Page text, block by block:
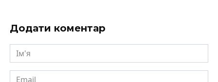
Додати коментар
Ім'я
Email